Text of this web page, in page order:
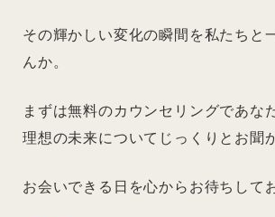
その輝かしい変化の瞬間を私たちと
んか。
まずは無料のカウンセリングであな
理想の未来についてじっくりとお聞
お会いできる日を心からお待ちして